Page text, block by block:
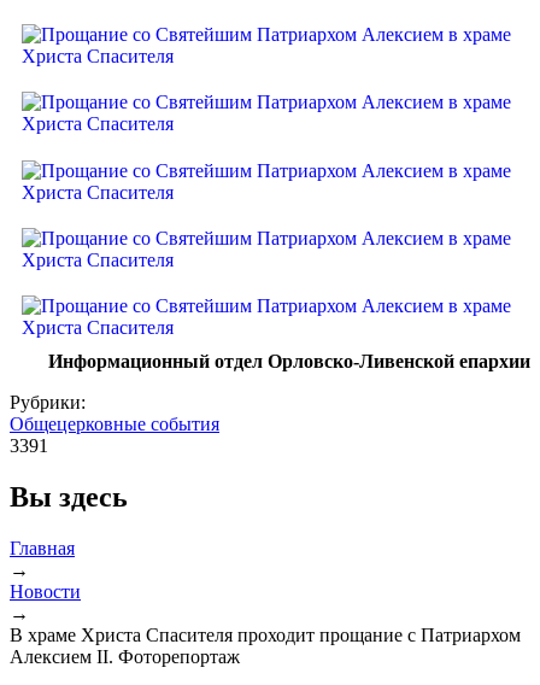
Информационный отдел Орловско-Ливенской епархии
Рубрики:
Общецерковные события
3391
Вы здесь
Главная
→
Новости
→
В храме Христа Спасителя проходит прощание с Патриархом
Алексием II. Фоторепортаж